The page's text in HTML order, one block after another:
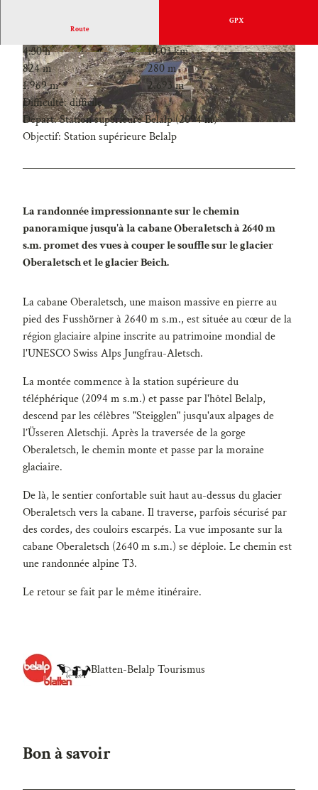
Route
GPX
4:30 h
10,03 km
824 m
280 m
1.969 m
2.693 m
Difficulté: difficile
Départ: Station supérieure Belalp (2094 m)
Objectif: Station supérieure Belalp
La randonnée impressionnante sur le chemin
panoramique jusqu'à la cabane Oberaletsch à 2640 m
s.m. promet des vues à couper le souffle sur le glacier
Oberaletsch et le glacier Beich.
La cabane Oberaletsch, une maison massive en pierre au
pied des Fusshörner à 2640 m s.m., est située au cœur de la
région glaciaire alpine inscrite au patrimoine mondial de
l'UNESCO Swiss Alps Jungfrau-Aletsch.
La montée commence à la station supérieure du
téléphérique (2094 m s.m.) et passe par l'hôtel Belalp,
descend par les célèbres "Steigglen" jusqu'aux alpages de
l’Üsseren Aletschji. Après la traversée de la gorge
Oberaletsch, le chemin monte et passe par la moraine
glaciaire.
De là, le sentier confortable suit haut au-dessus du glacier
Oberaletsch vers la cabane. Il traverse, parfois sécurisé par
des cordes, des couloirs escarpés. La vue imposante sur la
cabane Oberaletsch (2640 m s.m.) se déploie. Le chemin est
une randonnée alpine T3.
Le retour se fait par le même itinéraire.
Blatten-Belalp Tourismus
Bon à savoir